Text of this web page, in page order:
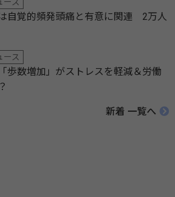
自覚的頻発頭痛と有意に関連 2万人
ース
歩数増加」がストレスを軽減＆労働
新着 一覧へ